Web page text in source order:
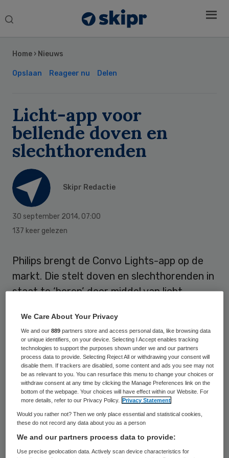
Search
Home › Nieuws
Opslaan Reageer nu Delen
Licht-app voor
bellende doven en
slechthorenden
Skipr Redactie
30 september 2014, 07:00
137 keer gelezen
Philips brengt de Convo Lights-app op de
markt. Die stelt doven en slechthorenden in
staat te ‘horen’ door middel van licht.
Dit hebben Philips en Convo op 29
september bekend gemaakt.
Ringtonen van licht
Door de app ontvangen gebruikers
gepersonaliseerde ringtonen van licht zodat
ze inkomende bellers gemakkelijk kunnen
identificeren. Bovendien wordt de
helderheid van het scherm automatisch
Sidebar
We Care About Your Privacy
We and our889 partners store and access personal data, like browsing data
or unique identifiers, on your device. Selecting I Accept enables tracking
technologies to support the purposes shown under we and our partners
process data to provide. Selecting Reject All or withdrawing your consent will
disable them. If trackers are disabled, some content and ads you see may not
be as relevant to you. You can resurface this menu to change your choices or
withdraw consent at any time by clicking the Manage Preferences link on the
bottom of the webpage. Your choices will have effect within our Website. For
more details, refer to our Privacy Policy.
Privacy Statement
Would you rather not? Then we only place essential and statistical cookies,
these do not record any data about you as a person
We and our partners process data to provide:
Use precise geolocation data. Actively scan device characteristics for